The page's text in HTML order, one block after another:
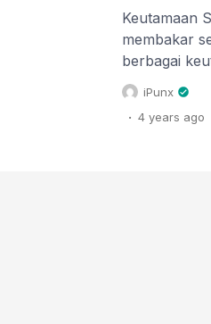
Keutamaan
membakar
berbagai
terakhir.
mengimami
tarawih.
iPunx
. 4 years ago